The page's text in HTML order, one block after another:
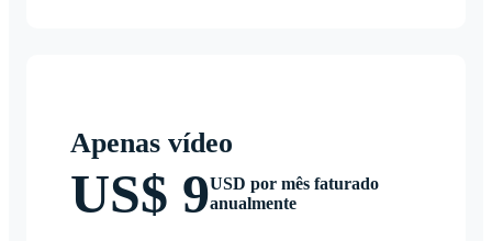
Apenas vídeo
US$ 9USD por mês faturado
anualmente